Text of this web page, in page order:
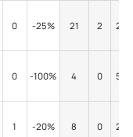
0 -25% 21 2
0 -100% 4 0
1 -20% 8 0